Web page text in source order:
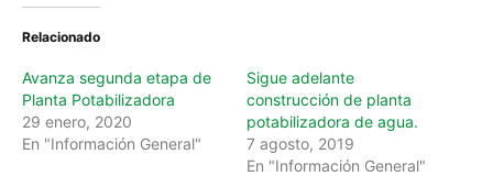
g
Relacionado
Avanza segunda etapa de
Planta Potabilizadora
29 enero, 2020
En "Información General"
Sigue adelante
construcción de planta
potabilizadora de agua.
7 agosto, 2019
En "Información General"